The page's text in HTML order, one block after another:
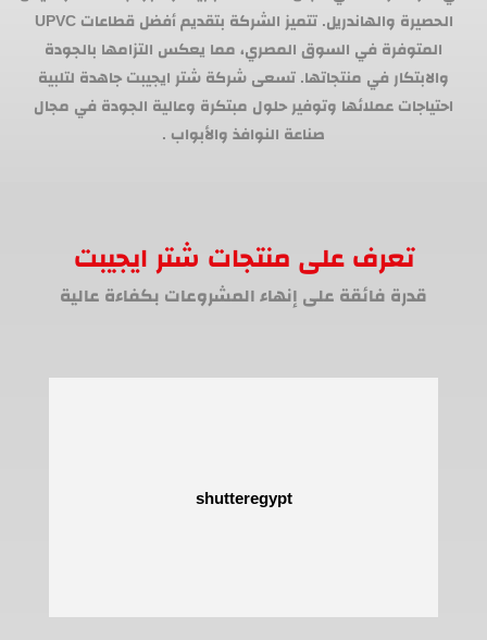
الحصيرة والهاندريل. تتميز الشركة بتقديم أفضل قطاعات UPVC
المتوفرة في السوق المصري، مما يعكس التزامها بالجودة
والابتكار في منتجاتها. تسعى شركة شتر ايجيبت جاهدة لتلبية
احتياجات عملائها وتوفير حلول مبتكرة وعالية الجودة في مجال
صناعة النوافذ والأبواب .
تعرف على منتجات شتر ايجيبت
قدرة فائقة على إنهاء المشروعات بكفاءة عالية